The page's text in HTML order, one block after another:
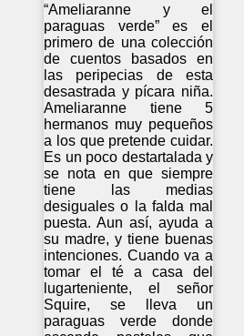
“Ameliaranne y el
paraguas verde” es el
primero de una colección
de cuentos basados en
las peripecias de esta
desastrada y pícara niña.
Ameliaranne tiene 5
hermanos muy pequeños
a los que pretende cuidar.
Es un poco destartalada y
se nota en que siempre
tiene las medias
desiguales o la falda mal
puesta. Aun así, ayuda a
su madre, y tiene buenas
intenciones. Cuando va a
tomar el té a casa del
lugarteniente, el señor
Squire, se lleva un
paraguas verde donde